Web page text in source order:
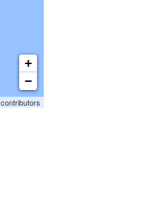
+
−
contributors